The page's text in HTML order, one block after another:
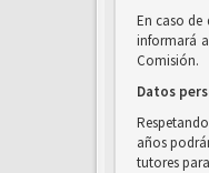
En caso
informará
Comisión.
Datos
años
tutores